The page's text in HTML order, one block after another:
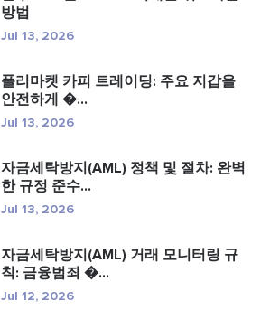
방법
Jul 13, 2026
폴리마켓 카피 트레이딩: 주요 지갑을
안전하게 �...
Jul 13, 2026
자금세탁방지(AML) 정책 및 절차: 완벽
한 규정 준수...
Jul 13, 2026
자금세탁방지(AML) 거래 모니터링 규
칙: 금융범죄 �...
Jul 12, 2026